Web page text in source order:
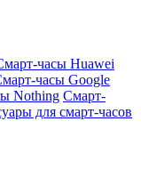
часы Huawei
часы Google
Nothing Смарт-
для смарт-часов